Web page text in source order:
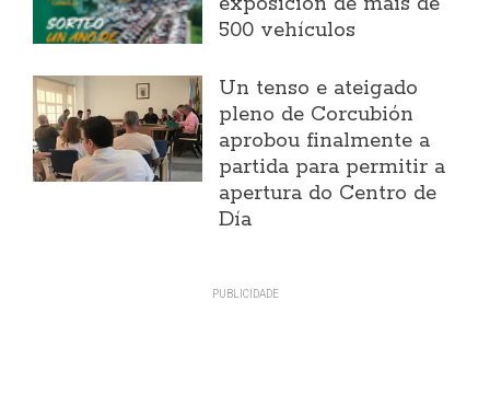
500 vehículos
Un tenso e ateigado
pleno de Corcubión
aprobou finalmente a
partida para permitir a
apertura do Centro de
Día